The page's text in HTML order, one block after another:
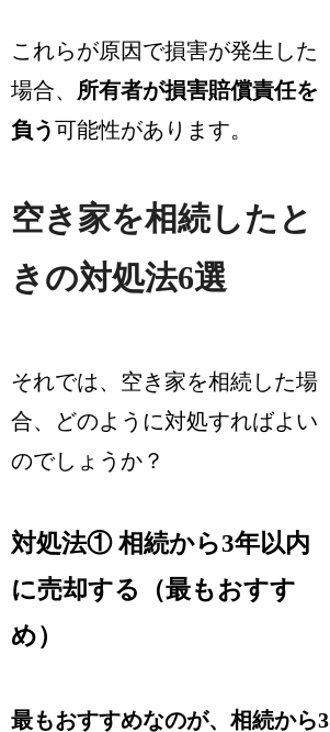
これらが原因で損害が発生した
場合、 所有者が損害賠償責任を
負う可能性があります。
空き家を相続したと
きの対処法6選
それでは、空き家を相続した場
合、どのように対処すればよい
のでしょうか？
対処法① 相続から3年以内
に売却する（最もおすす
め）
最もおすすめなのが、相続から3